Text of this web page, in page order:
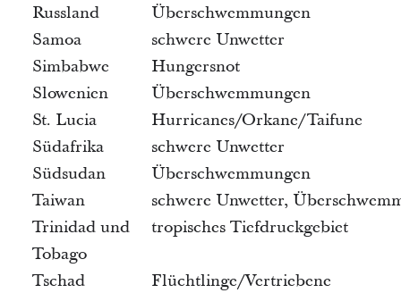
Russland
Überschwemmungen
Samoa
schwere Unwetter
Simbabwe
Hungersnot
Slowenien
Überschwemmungen
St. Lucia
Hurricanes/Orkane/Taifune
Südafrika
schwere Unwetter
Südsudan
Überschwemmungen
Taiwan
schwere Unwetter,
Trinidad und
Tobago
tropisches Tiefdruckgebiet
Tschad
Flüchtlinge/Vertriebene